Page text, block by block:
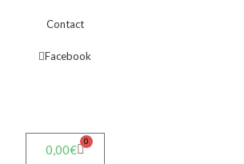
Contact
Facebook
0,00€
0